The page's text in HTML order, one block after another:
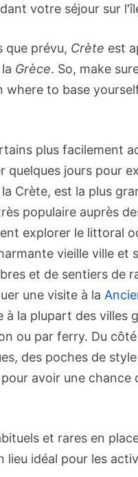
votre séjour sur
que prévu, Crète est
Grèce. So, make
where to base
plus facilement
quelques jours pour
Crète, est la plus
populaire auprès
explorer le littoral
vieille ville et
et de sentiers de
une visite à la
à la plupart des villes
ou par ferry. Du
des poches de
avoir une chance
et rares en
idéal pour les